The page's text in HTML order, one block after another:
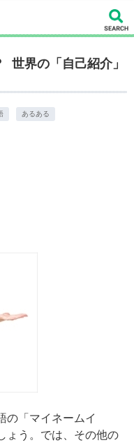
世界の「自己紹介」
あるある
の「マイネームイ
ょう。では、その他の